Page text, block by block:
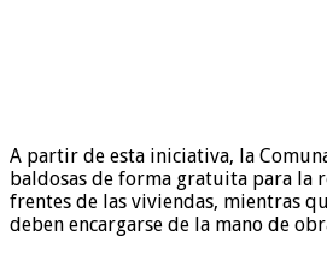
A partir de esta iniciativa, la
baldosas de forma gratuita para la
frentes de las viviendas, mientras
deben encargarse de la mano de